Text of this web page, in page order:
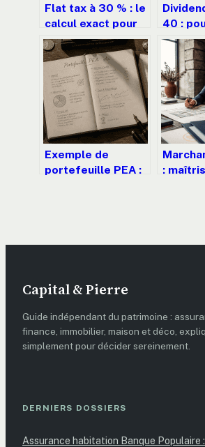
Flat tax à 30 % : le
calcul exact pour
convertir votre
taux brut en net
40 :
cache
piège
Exemple de
portefeuille PEA :
gains
:
Capital & Pierre
Guide indépendant du patrimoine :
finance, immobilier, maison et déco,
simplement pour décider sereinement.
DERNIERS DOSSIERS
Assurance habitation Banque Populaire